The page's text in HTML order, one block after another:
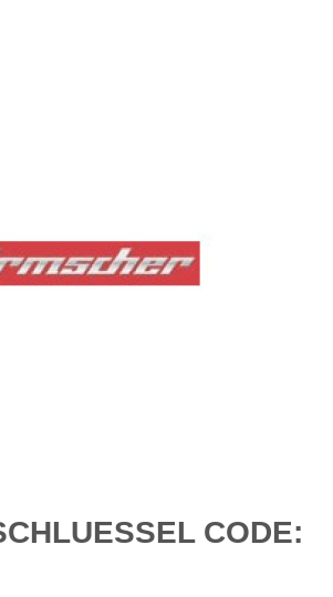
CODE: